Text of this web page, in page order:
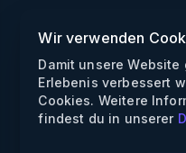
Wir verwenden
Damit unsere
Erlebenis verbessert
Cookies. Weitere
findest du in unserer